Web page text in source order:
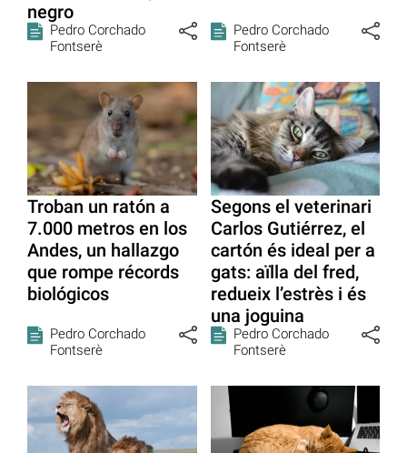
negro
Pedro Corchado
Fontserè
Pedro Corchado
Fontserè
Troban un ratón a
7.000 metros en los
Andes, un hallazgo
que rompe récords
biológicos
Pedro Corchado
Fontserè
Segons el veterinari
Carlos Gutiérrez, el
cartón és ideal per a
gats: aïlla del fred,
redueix l’estrès i és
una joguina
Pedro Corchado
Fontserè